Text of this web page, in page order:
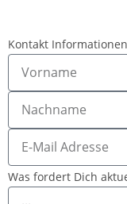
Kontakt Informationen
Was fordert Dich